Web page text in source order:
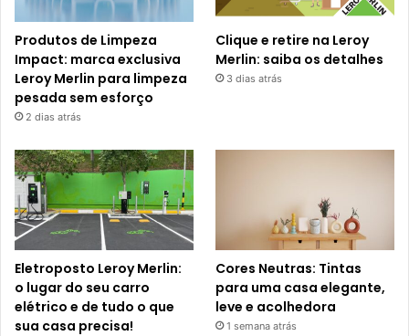
Produtos de Limpeza
Impact: marca exclusiva
Leroy Merlin para limpeza
pesada sem esforço
2 dias atrás
Clique e retire na Leroy
Merlin: saiba os detalhes
3 dias atrás
Eletroposto Leroy Merlin:
o lugar do seu carro
elétrico e de tudo o que
sua casa precisa!
Cores Neutras: Tintas
para uma casa elegante,
leve e acolhedora
1 semana atrás